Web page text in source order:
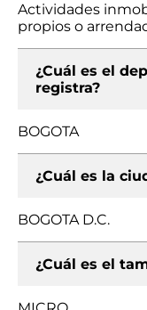
Actividades
propios o
¿Cuál es el
registra?
BOGOTA
¿Cuál es la
BOGOTA D.C.
¿Cuál es el